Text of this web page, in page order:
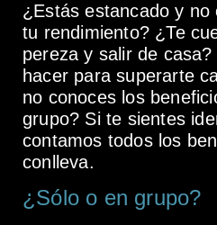
¿Estás estancado y no
tu rendimiento? ¿Te
pereza y salir de
hacer para superarte
no conoces los
grupo? Si te sientes
contamos todos los
conlleva.
¿Sólo o en grupo?